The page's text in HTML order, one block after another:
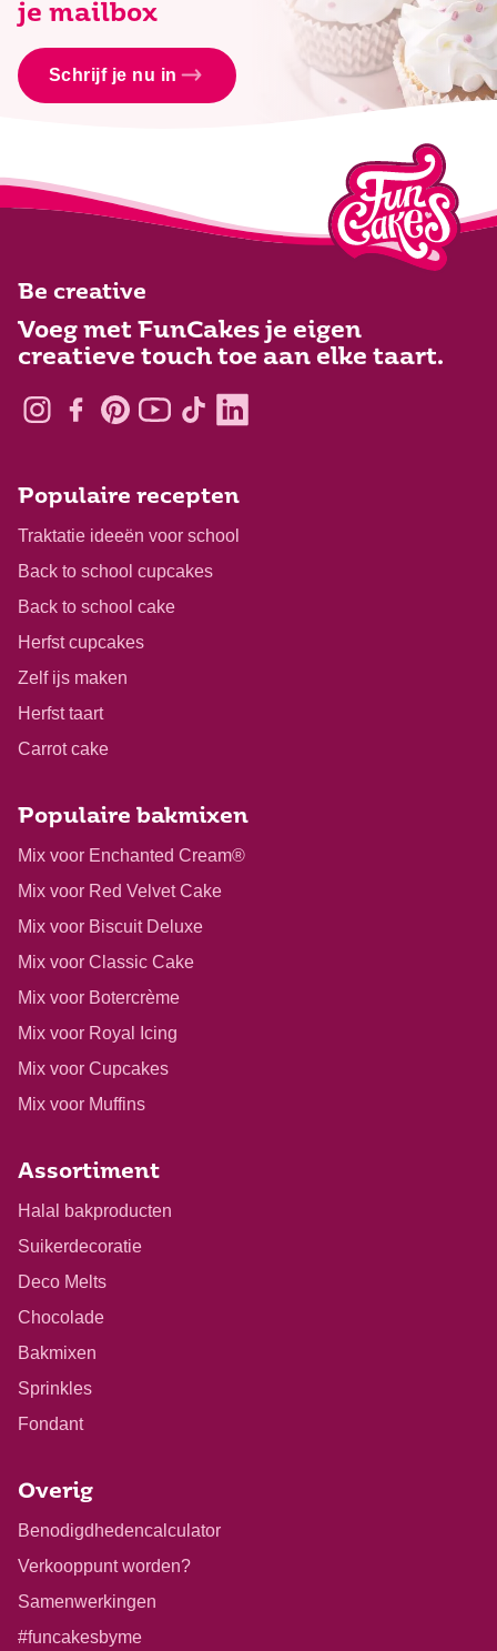
je mailbox
Schrijf je nu in
Be creative
Voeg met FunCakes je eigen
creatieve touch toe aan elke taart.
Populaire recepten
Traktatie ideeën voor school
Back to school cupcakes
Back to school cake
Herfst cupcakes
Zelf ijs maken
Herfst taart
Carrot cake
Populaire bakmixen
Mix voor Enchanted Cream®
Mix voor Red Velvet Cake
Mix voor Biscuit Deluxe
Mix voor Classic Cake
Mix voor Botercrème
Mix voor Royal Icing
Mix voor Cupcakes
Mix voor Muffins
Assortiment
Halal bakproducten
Suikerdecoratie
Deco Melts
Chocolade
Bakmixen
Sprinkles
Fondant
Overig
Benodigdhedencalculator
Verkooppunt worden?
Samenwerkingen
#funcakesbyme